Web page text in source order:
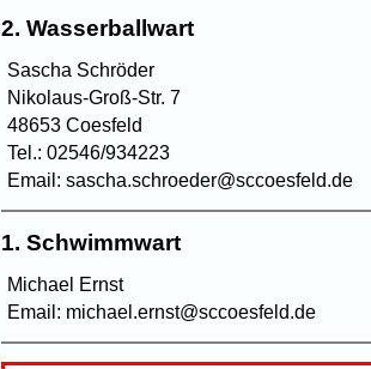
2. Wasserballwart
Sascha Schröder
Nikolaus-Groß-Str. 7
48653 Coesfeld
Tel.: 02546/934223
Email: sascha.schroeder@sccoesfeld.de
1. Schwimmwart
Michael Ernst
Email: michael.ernst@sccoesfeld.de